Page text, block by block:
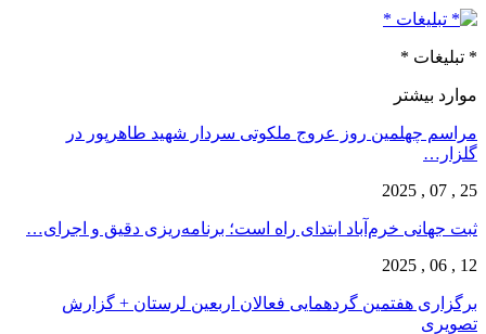
* تبلیغات *
موارد بیشتر
مراسم چهلمین روز عروج ملکوتی سردار شهید طاهرپور در
گلزار…
25 , 07 , 2025
ثبت جهانی خرم‌‌آباد ابتدای راه است؛ برنامه‌ریزی دقیق و اجرای…
12 , 06 , 2025
برگزاری هفتمین گردهمایی فعالان اربعین لرستان + گزارش
تصویری